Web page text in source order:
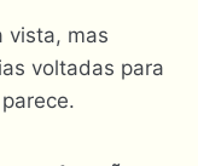
vista, mas
voltadas para